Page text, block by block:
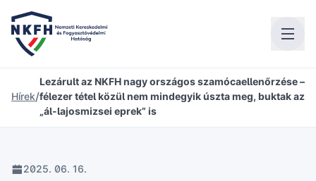
Hírek/
Lezárult az NKFH nagy országos szamócaellenőrzése –
félezer tétel közül nem mindegyik úszta meg, buktak az
„ál-lajosmizsei eprek” is
2025. 06. 16.